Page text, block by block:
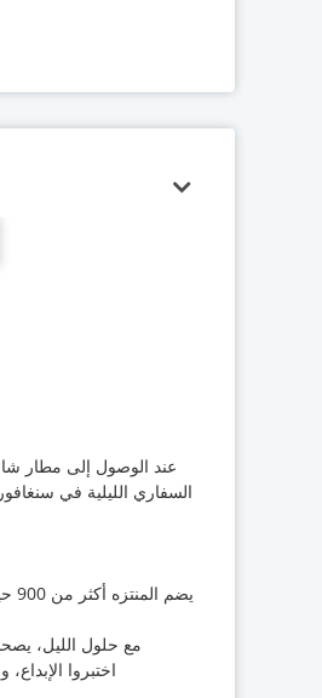
عند الوصول إلى مطار
السفاري الليلية في
مع حلول الليل،
اختبروا